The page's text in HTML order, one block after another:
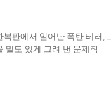
판에서 일어난 폭탄 테러,
밀도 있게 그려 낸 문제작